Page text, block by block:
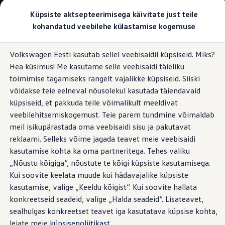
Küpsiste aktsepteerimisega käivitate just teile
kohandatud veebilehe külastamise kogemuse
Volkswagen Eesti kasutab sellel veebisaidil küpsiseid. Miks?
Hea küsimus! Me kasutame selle veebisaidi täieliku
toimimise tagamiseks rangelt vajalikke küpsiseid. Siiski
võidakse teie eelneval nõusolekul kasutada täiendavaid
küpsiseid, et pakkuda teile võimalikult meeldivat
veebilehitsemiskogemust. Teie parem tundmine võimaldab
meil isikupärastada oma veebisaidi sisu ja pakutavat
reklaami. Selleks võime jagada teavet meie veebisaidi
kasutamise kohta ka oma partneritega. Tehes valiku
„Nõustu kõigiga“, nõustute te kõigi küpsiste kasutamisega.
Kui soovite keelata muude kui hädavajalike küpsiste
kasutamise, valige „Keeldu kõigist“. Kui soovite hallata
konkreetseid seadeid, valige „Halda seadeid“. Lisateavet,
sealhulgas konkreetset teavet iga kasutatava küpsise kohta,
leiate meie küpsisepoliitikast.
põhisisu
juurde
jaluse
juurde
Valige oma Volkswagen
Mudelid ja konfiguraator
Uus ID. Cross
Konfigureeri
Volkswageni tarbesõidukid. Igaks ülesandeks valmis
Volkswagen laoautode e-pood
Pakkumised ja teenused
Juubelipakkumine
Autovahetus
Garantii
Volkswagen laoautode e-pood
Tasuta registreerimistasu sinu uuele Volkswagenile!
Tiguani pistikhübriid
Elektriautod ja hübriidautod
Golf eHybrid
Tiguan eHybrid
Passat eHybrid
Tayron eHybrid
Touareg eHybrid
Ära iial ütle iial
ID. teadmised
Helisüsteem
Mugavuse hääl:
kvaliteetheli pardal
Muusika on palju enamat meelelahutus – see kujundab
õhkkonda. Olenemata sellest, kas sõidutate reisijaid stiilselt
järgmisele üritusele või toimetate ärireisijad mugavalt
nende sihtkohta: lisavarustusena pakutav Harman Kardoni
kvaliteethelisüsteem teeb varustustasemed Caravelle Life ja